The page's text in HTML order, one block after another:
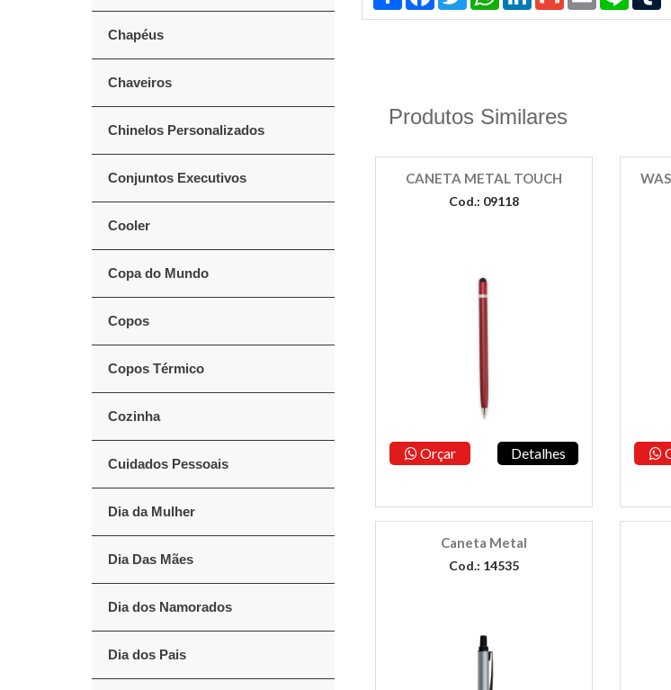
Chapéus
Chaveiros
Chinelos Personalizados
Conjuntos Executivos
Cooler
Copa do Mundo
Copos
Copos Térmico
Cozinha
Cuidados Pessoais
Dia da Mulher
Dia Das Mães
Dia dos Namorados
Dia dos Pais
Produtos Similares
CANETA METAL TOUCH
Cod.: 09118
Orçar Detalhes
Caneta Metal
Cod.: 14535